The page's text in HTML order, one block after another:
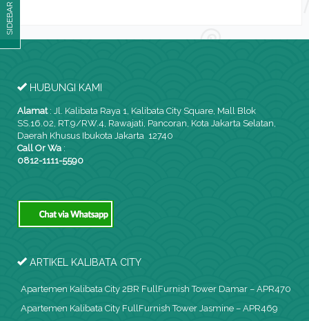
HUBUNGI KAMI
Alamat: Jl. Kalibata Raya 1, Kalibata City Square, Mall Blok
SS.16.02, RT.9/RW.4, Rawajati, Pancoran, Kota Jakarta Selatan,
Daerah Khusus Ibukota Jakarta 12740
Call Or Wa :
0812-1111-5590
ARTIKEL KALIBATA CITY
Apartemen Kalibata City 2BR FullFurnish Tower Damar – APR470
Apartemen Kalibata City FullFurnish Tower Jasmine – APR469
SIDEBAR